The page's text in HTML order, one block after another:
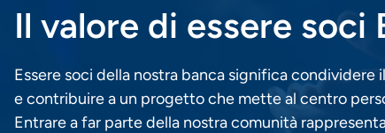
Il valore di essere soci
Essere soci della nostra banca significa condividere
e contribuire a un progetto che mette al centro
Entrare a far parte della nostra comunità